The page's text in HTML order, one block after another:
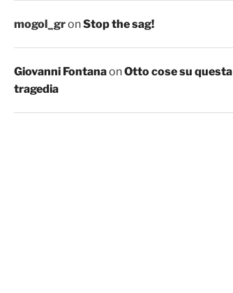
mogol_gronStop the sag!
Giovanni FontanaonOtto cose su questa
tragedia